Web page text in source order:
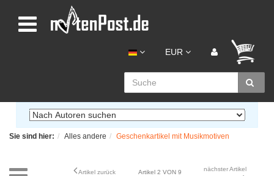
EUR
Sie sind hier: Alles andere Geschenkartikel mit Musikmotiven
Artikel zurück Artikel 2 VON 9 nächster Artikel